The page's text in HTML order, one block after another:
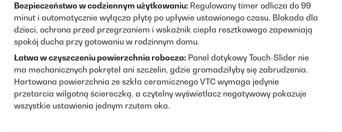
Bezpieczeństwo w codziennym użytkowaniu: Regulowany timer odlicza do 99
minut i automatycznie wyłącza płytę po upływie ustawionego czasu. Blokada dla
dzieci, ochrona przed przegrzaniem i wskaźnik ciepła resztkowego zapewniają
spokój ducha przy gotowaniu w rodzinnym domu.
Łatwa w czyszczeniu powierzchnia robocza: Panel dotykowy Touch-Slider nie
ma mechanicznych pokręteł ani szczelin, gdzie gromadziłyby się zabrudzenia.
Hartowana powierzchnia ze szkła ceramicznego VTC wymaga jedynie
przetarcia wilgotną ściereczką, a czytelny wyświetlacz negatywowy pokazuje
wszystkie ustawienia jednym rzutem oka.